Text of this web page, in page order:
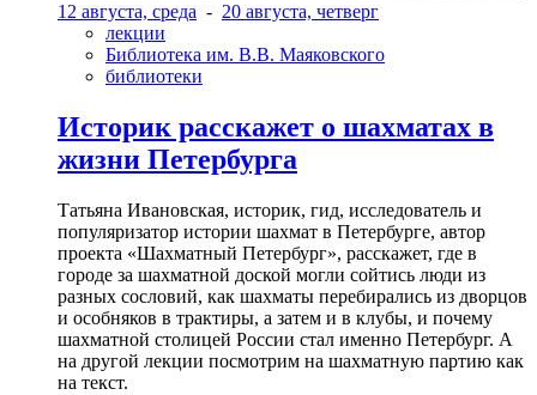
12 августа, среда - 20 августа, четверг
лекции
Библиотека им. В.В. Маяковского
библиотеки
Историк расскажет о шахматах в
жизни Петербурга
Татьяна Ивановская, историк, гид, исследователь и
популяризатор истории шахмат в Петербурге, автор
проекта «Шахматный Петербург», расскажет, где в
городе за шахматной доской могли сойтись люди из
разных сословий, как шахматы перебирались из дворцов
и особняков в трактиры, а затем и в клубы, и почему
шахматной столицей России стал именно Петербург. А
на другой лекции посмотрим на шахматную партию как
на текст.